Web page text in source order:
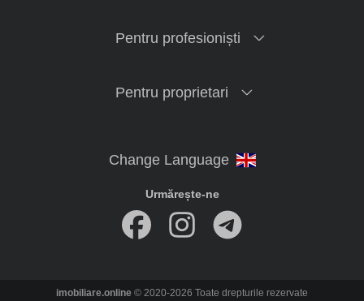
Pentru profesioniști
Pentru proprietari
Urmărește-ne
imobiliare.online © 2020-2026 Toate drepturile rezervate